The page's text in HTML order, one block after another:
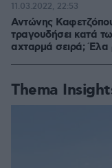
Αντώνης
τραγουδήσει κατά
αχταρμά σειρά; Έλα
11.03.2022, 22:53
Thema